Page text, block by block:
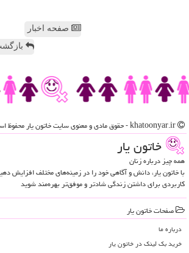
صفحه اخبار
خاتون یار
همه چیز درباره زنان
با خاتون یار، دانش و آگاهی خود را در زمینه‌های مختلف افزایش
کاربردی برای داشتن زندگی شادتر و موفق‌تر بهره‌مند شوید
صفحات خاتون یار
درباره ما
خرید بک لینک در خاتون یار